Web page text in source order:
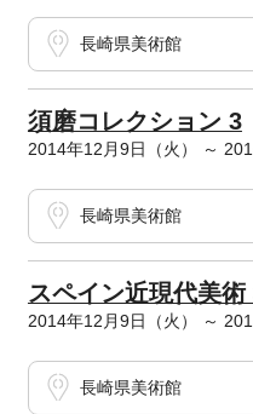
長崎県美術館
須磨コレクション 3
2014年12月9日（火） ～
長崎県美術館
スペイン近現代美術
2014年12月9日（火） ～
長崎県美術館